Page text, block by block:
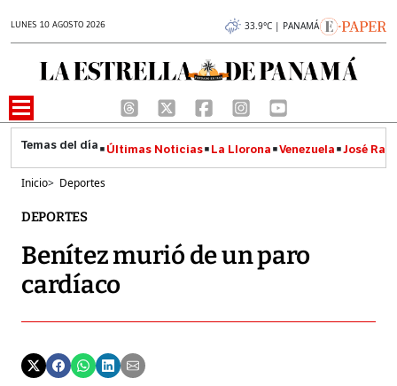
LUNES 10 AGOSTO 2026 33.9°C | PANAMÁ
Últimas Noticias La Llorona Venezuela José
Inicio> Deportes
DEPORTES
Benítez murió de un paro
cardíaco